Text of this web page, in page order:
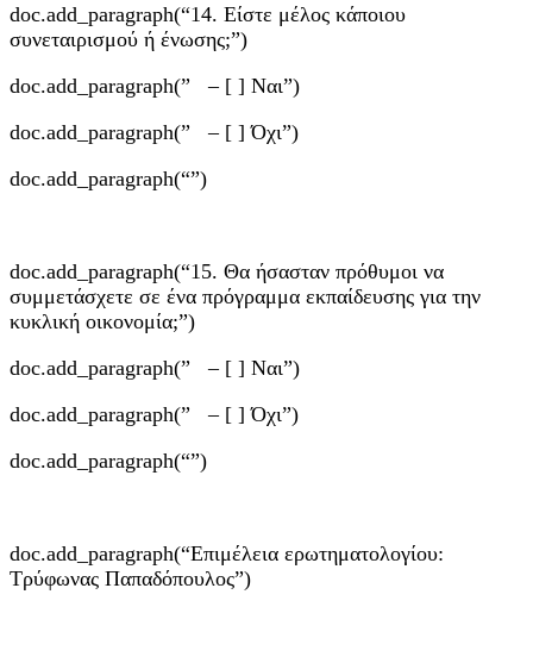
doc.add_paragraph(“14. Είστε μέλος κάποιου
συνεταιρισμού ή ένωσης;”)
doc.add_paragraph(” – [ ] Ναι”)
doc.add_paragraph(” – [ ] Όχι”)
doc.add_paragraph(“”)
doc.add_paragraph(“15. Θα ήσασταν πρόθυμοι να
συμμετάσχετε σε ένα πρόγραμμα εκπαίδευσης για την
κυκλική οικονομία;”)
doc.add_paragraph(” – [ ] Ναι”)
doc.add_paragraph(” – [ ] Όχι”)
doc.add_paragraph(“”)
doc.add_paragraph(“Επιμέλεια ερωτηματολογίου:
Τρύφωνας Παπαδόπουλος”)